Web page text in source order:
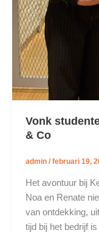
Vonk
& Co
admin /februari 19,
Het avontuur bij
Noa en Renate
van ontdekking,
tijd bij het bedrijf